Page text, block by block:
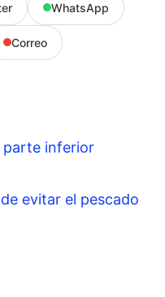
WhatsApp
Correo
parte inferior
evitar el pescado